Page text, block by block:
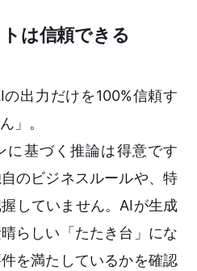
は信頼できる
出力だけを100%信頼す
」。
に基づく推論は得意です
のビジネスルールや、特
していません。AIが生成
らしい「たたき台」にな
を満たしているかを確認